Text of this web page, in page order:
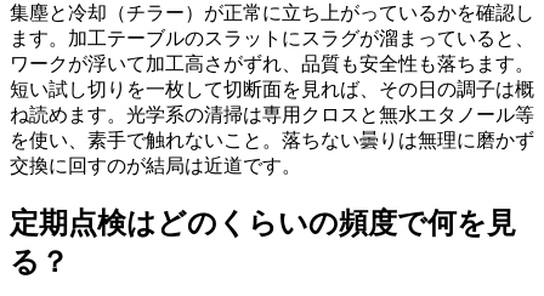
集塵と冷却（チラー）が正常に立ち上がっているかを確認し
ます。加工テーブルのスラットにスラグが溜まっていると、
ワークが浮いて加工高さがずれ、品質も安全性も落ちます。
短い試し切りを一枚して切断面を見れば、その日の調子は概
ね読めます。光学系の清掃は専用クロスと無水エタノール等
を使い、素手で触れないこと。落ちない曇りは無理に磨かず
交換に回すのが結局は近道です。
定期点検はどのくらいの頻度で何を見
る？